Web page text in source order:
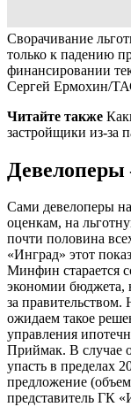
Сворачивание
только к падению
финансировании
Сергей Ермохин/
Читайте также
застройщики из-за
Девелоперы
Сами девелоперы
оценкам, на
почти половина
«Инград» этот
Минфин старается
экономии бюджета,
за правительством.
ожидаем такое
управления
Приймак. В случае
упасть в пределах
предложение
представитель ГК